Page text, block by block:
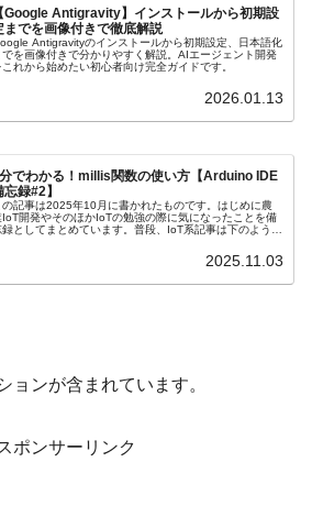
【Google Antigravity】インストールから初期設
までを画像付きで徹底解説
Antigravityのインストールから初期設定、日本語化
でを画像付きで分かりやすく解説。AIエージェント開発
これから始めたい初心者向け完全ガイドです。
2026.01.13
でわかる！millis関数の使い方【Arduino IDE
忘録#2】
の記事は2025年10月に書かれたものです。はじめに農
IoT開発やそのほかIoTの勉強の際に気になったことを備
録としてまとめています。普段、IoT系記事は下のような
2025.11.03
ョンが含まれています。
ポンサーリンク